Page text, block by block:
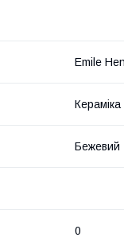
Emile
Кераміка
Бежевий
0